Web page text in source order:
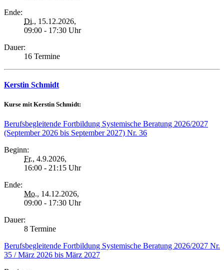
Ende:
Di., 15.12.2026,
09:00 - 17:30 Uhr
Dauer:
16 Termine
Kerstin Schmidt
Kurse mit Kerstin Schmidt:
Berufsbegleitende Fortbildung Systemische Beratung 2026/2027
(September 2026 bis September 2027) Nr. 36
Beginn:
Fr., 4.9.2026,
16:00 - 21:15 Uhr
Ende:
Mo., 14.12.2026,
09:00 - 17:30 Uhr
Dauer:
8 Termine
Berufsbegleitende Fortbildung Systemische Beratung 2026/2027 Nr.
35 / März 2026 bis März 2027